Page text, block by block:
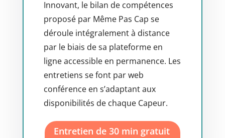
Innovant, le bilan de compétences
proposé par Même Pas Cap se
déroule intégralement à distance
par le biais de sa plateforme en
ligne accessible en permanence. Les
entretiens se font par web
conférence en s’adaptant aux
disponibilités de chaque Capeur.
Entretien de 30 min gratuit